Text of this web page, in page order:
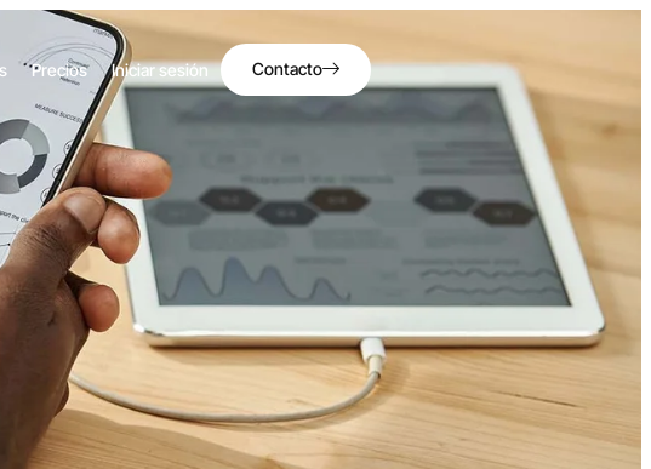
Precios Iniciar sesión Contacto